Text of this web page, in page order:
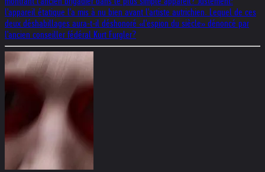
l'appareil étatique l'a mis à nu bien avant l'artiste autrichien. Lequel de ces
deux déshabillages aura-t-il déshonoré «l'espion du siècle» dénoncé par
l'ancien conseiller fédéral Kurt Furgler?